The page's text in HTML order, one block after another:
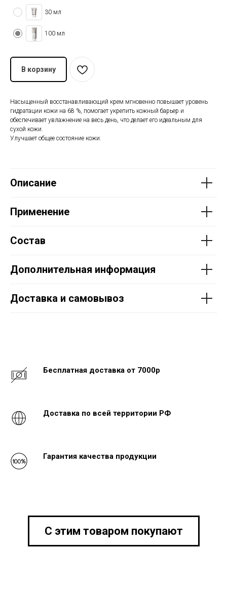
30 мл
100 мл
В корзину
Насыщенный восстанавливающий крем мгновенно повышает уровень
гидратации кожи на 68 %, помогает укрепить кожный барьер и
обеспечивает увлажнение на весь день, что делает его идеальным для
сухой кожи.
Улучшает общее состояние кожи.
Описание
Применение
Состав
Дополнительная информация
Доставка и самовывоз
Бесплатная доставка от 7000р
Доставка по всей территории РФ
Гарантия качества продукции
С этим товаром покупают